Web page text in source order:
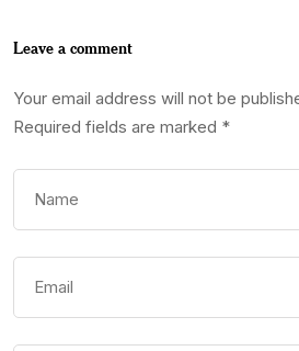
Leave a comment
Your email address will not be
Required fields are marked *